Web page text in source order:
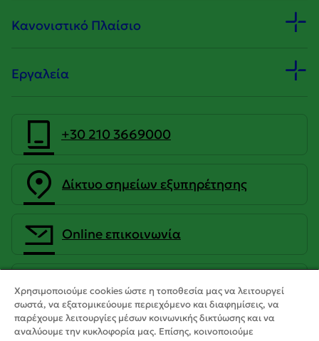
Κανονιστικό Πλαίσιο
Εργαλεία
+30 210 3669000
Δίκτυο σημείων εξυπηρέτησης
Οnline επικοινωνία
CrediaBank Ανώνυμη Τραπεζική
Εταιρεία
Χρησιμοποιούμε cookies ώστε η τοποθεσία μας να λειτουργεί
σωστά, να εξατομικεύουμε περιεχόμενο και διαφημίσεις, να
παρέχουμε λειτουργίες μέσων κοινωνικής δικτύωσης και να
αναλύουμε την κυκλοφορία μας. Επίσης, κοινοποιούμε